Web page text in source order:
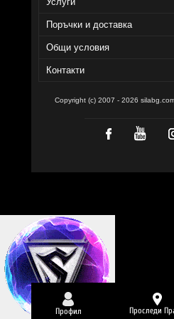
Уебсайт на производителя -
Поръчки и доставка
Общи условия
Контакти
Copyright (c) 2007 - 2026
Профил Проследи